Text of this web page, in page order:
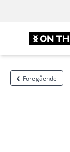
Föregående